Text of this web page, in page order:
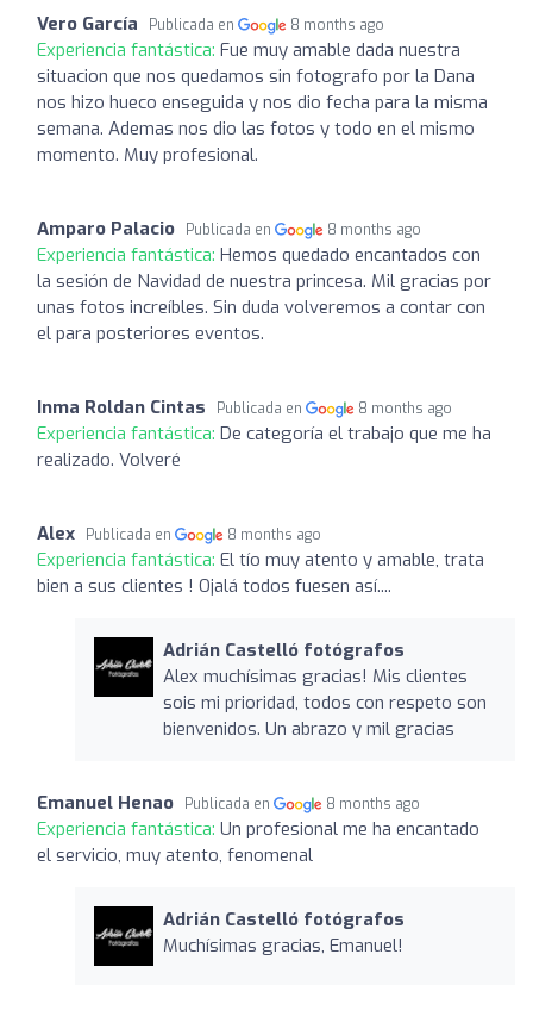
Vero García Publicada en 8 months ago
Experiencia fantástica: Fue muy amable dada nuestra
situacion que nos quedamos sin fotografo por la Dana
nos hizo hueco enseguida y nos dio fecha para la misma
semana. Ademas nos dio las fotos y todo en el mismo
momento. Muy profesional.
Amparo Palacio Publicada en 8 months ago
Experiencia fantástica: Hemos quedado encantados con
la sesión de Navidad de nuestra princesa. Mil gracias por
unas fotos increíbles. Sin duda volveremos a contar con
el para posteriores eventos.
Inma Roldan Cintas Publicada en 8 months ago
Experiencia fantástica: De categoría el trabajo que me ha
realizado. Volveré
Alex Publicada en 8 months ago
Experiencia fantástica: El tío muy atento y amable, trata
bien a sus clientes ! Ojalá todos fuesen así....
Adrián Castelló fotógrafos
Alex muchísimas gracias! Mis clientes
sois mi prioridad, todos con respeto son
bienvenidos. Un abrazo y mil gracias
Emanuel Henao Publicada en 8 months ago
Experiencia fantástica: Un profesional me ha encantado
el servicio, muy atento, fenomenal
Adrián Castelló fotógrafos
Muchísimas gracias, Emanuel!